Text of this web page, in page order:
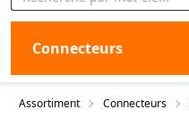
Connecteurs
Assortiment Connecteurs